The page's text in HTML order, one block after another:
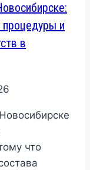
процедуры и
в
что